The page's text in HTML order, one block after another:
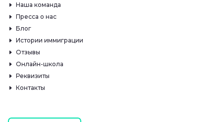
Наша команда
Пресса о нас
Блог
Истории иммиграции
Отзывы
Онлайн-школа
Реквизиты
Контакты